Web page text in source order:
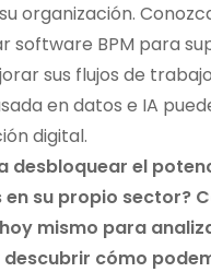
organización.
software BPM para
sus flujos de
en datos e IA
digital.
desbloquear el
su propio sector?
hoy mismo para
descubrir cómo